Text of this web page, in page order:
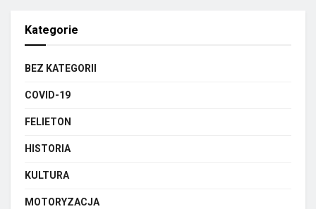
Kategorie
BEZ KATEGORII
COVID-19
FELIETON
HISTORIA
KULTURA
MOTORYZACJA